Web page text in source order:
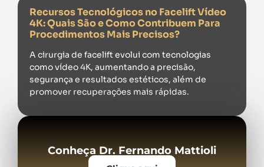
Recursos Tecnológicos no Facelift Vídeo
4K: Quais São e Como Contribuem Para
Procedimentos Mais Precisos?
A cirurgia de facelift evolui com tecnologias
como vídeo 4K, aumentando a precisão,
segurança e resultados estéticos, além de
promover recuperações mais rápidas.
Conheça Dr. Fernando Mattioli